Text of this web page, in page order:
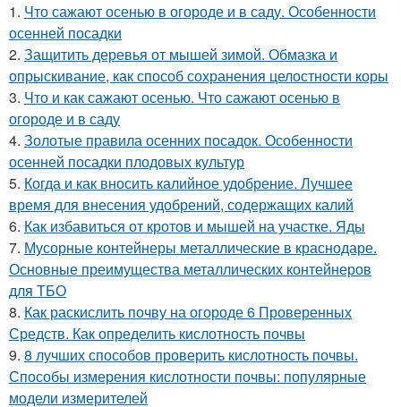
1. Что сажают осенью в огороде и в саду. Особенности
осенней посадки
2. Защитить деревья от мышей зимой. Обмазка и
опрыскивание, как способ сохранения целостности коры
3. Что и как сажают осенью. Что сажают осенью в
огороде и в саду
4. Золотые правила осенних посадок. Особенности
осенней посадки плодовых культур
5. Когда и как вносить калийное удобрение. Лучшее
время для внесения удобрений, содержащих калий
6. Как избавиться от кротов и мышей на участке. Яды
7. Мусорные контейнеры металлические в краснодаре.
Основные преимущества металлических контейнеров
для ТБО
8. Как раскислить почву на огороде 6 Проверенных
Средств. Как определить кислотность почвы
9. 8 лучших способов проверить кислотность почвы.
Способы измерения кислотности почвы: популярные
модели измерителей